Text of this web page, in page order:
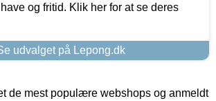
og fritid. Klik her for at se deres
udvalget på Lepong.dk
de mest populære webshops og anmeldt